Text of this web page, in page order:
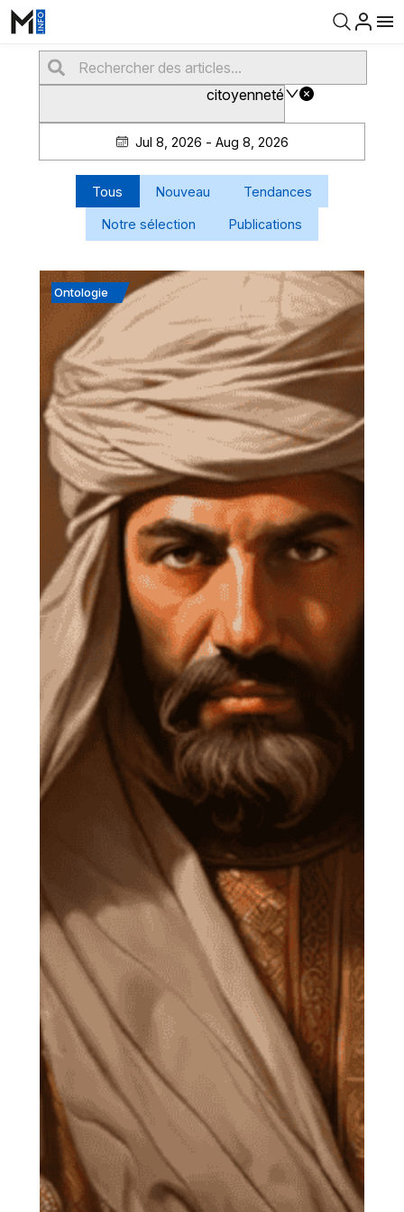
citoyenneté
Jul 8, 2026 - Aug 8, 2026
Tous Nouveau Tendances
Notre sélection Publications
Ontologie